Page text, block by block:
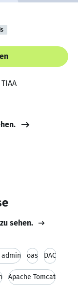
sehen.
oas DAC
Apache Tomcat